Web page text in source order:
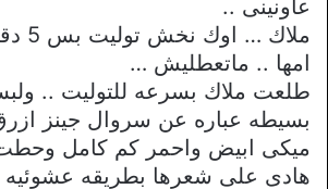
عاونينى ..
ملاك … اوك نخش توليت بس 5 دقايق ونجيك …
امها .. ماتعطليش …
طلعت ملاك بسرعه للتوليت ..
بسيطه عباره عن سروال جينز
ميكى ابيض واحمر كم كامل
هادى على شعرها بطريقه